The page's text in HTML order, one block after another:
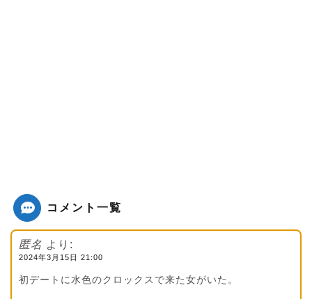
コメント一覧
匿名 より:
2024年3月15日 21:00
初デートに水色のクロックスで来た女がいた。